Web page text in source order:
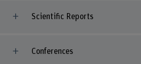
Scientific Reports
Conferences